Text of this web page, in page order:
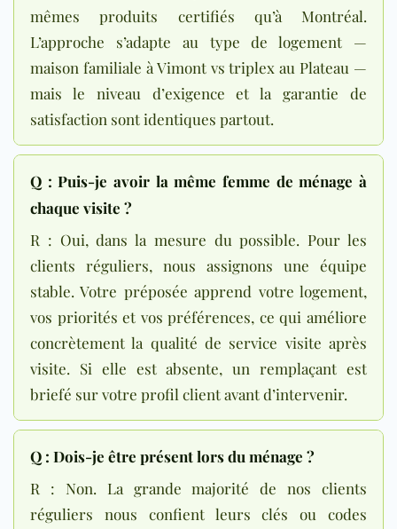
mêmes produits certifiés qu’à Montréal.
L’approche s’adapte au type de logement —
maison familiale à Vimont vs triplex au Plateau —
mais le niveau d’exigence et la garantie de
satisfaction sont identiques partout.
Q : Puis-je avoir la même femme de ménage à
chaque visite ?
R : Oui, dans la mesure du possible. Pour les
clients réguliers, nous assignons une équipe
stable. Votre préposée apprend votre logement,
vos priorités et vos préférences, ce qui améliore
concrètement la qualité de service visite après
visite. Si elle est absente, un remplaçant est
briefé sur votre profil client avant d’intervenir.
Q : Dois-je être présent lors du ménage ?
R : Non. La grande majorité de nos clients
réguliers nous confient leurs clés ou codes